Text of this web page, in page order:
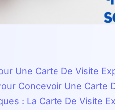
Une Carte De Visite
Concevoir Une Carte
: La Carte De Visite